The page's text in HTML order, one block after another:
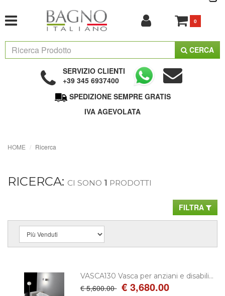
0
CERCA
SERVIZIO CLIENTI
+39 345 6937400
SPEDIZIONE SEMPRE GRATIS
IVA AGEVOLATA
HOME Ricerca
RICERCA: CI SONO 1 PRODOTTI
FILTRA
VASCA130 Vasca per anziani e disabili...
€ 5,600.00 € 3,680.00